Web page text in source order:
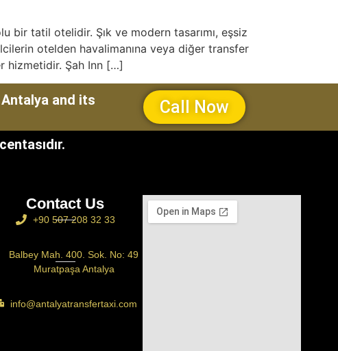
bir tatil otelidir. Şık ve modern tasarımı, eşsiz
otelden havalimanına veya diğer transfer
hizmetidir. Şah Inn […]
and its
Call Now
Contact Us
+90 507 208 32 33
Balbey Mah. 400. Sok. No: 49
Muratpaşa Antalya
info@antalyatransfertaxi.com